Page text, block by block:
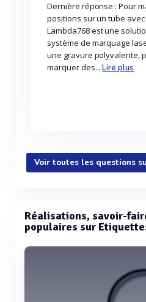
Dernière réponse : Pour
positions sur un tube
Lambda768 est une
système de marquage
une gravure polyvalente,
marquer des...Lire plus
Voir toutes les questions
Réalisations, savoir-
populaires sur